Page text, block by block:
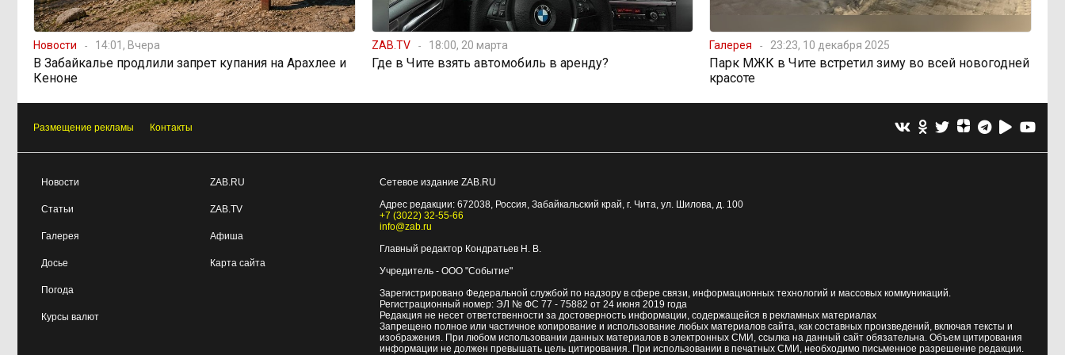
Новости 14:01, Вчера
В Забайкалье продлили запрет купания на Арахлее и
Кеноне
ZAB.TV 18:00, 20 марта
Где в Чите взять автомобиль в аренду?
Галерея 23:23, 10 декабря 2025
Парк МЖК в Чите встретил зиму во всей новогодней
красоте
Размещение рекламы Контакты
Новости
Статьи
Галерея
Досье
Погода
Курсы валют
ZAB.RU
ZAB.TV
Афиша
Карта сайта
Сетевое издание ZAB.RU
Адрес редакции: 672038, Россия, Забайкальский край, г. Чита, ул. Шилова, д. 100
+7 (3022) 32-55-66
info@zab.ru
Главный редактор Кондратьев Н. В.
Учредитель - ООО "Событие"
Зарегистрировано Федеральной службой по надзору в сфере связи, информационных технологий и массовых коммуникаций.
Регистрационный номер: ЭЛ № ФС 77 - 75882 от 24 июня 2019 года
Редакция не несет ответственности за достоверность информации, содержащейся в рекламных материалах
Запрещено полное или частичное копирование и использование любых материалов сайта, как составных произведений, включая тексты и
изображения. При любом использовании данных материалов в электронных СМИ, ссылка на данный сайт обязательна. Объем цитирования
информации не должен превышать цель цитирования. При использовании в печатных СМИ, необходимо письменное разрешение редакции.